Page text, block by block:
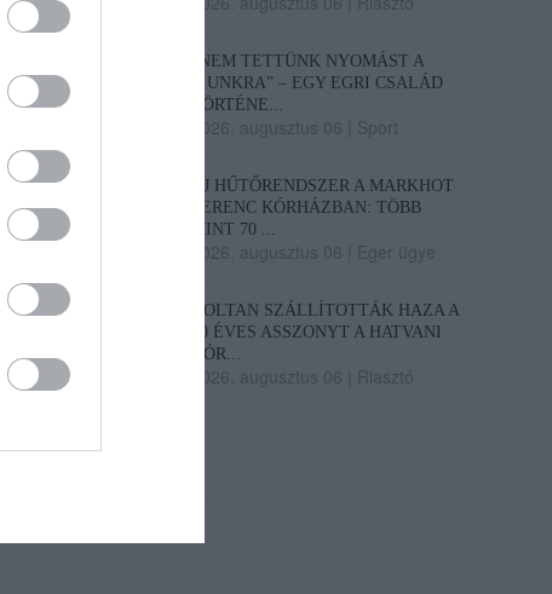
„NEM TETTÜNK NYOMÁST A
FIUNKRA” – EGY EGRI CSALÁD
TÖRTÉNE...
2026. augusztus 06 Sport
ÚJ HŰTŐRENDSZER A MARKHOT
FERENC KÓRHÁZBAN: TÖBB
MINT 70 ...
2026. augusztus 06 Eger ügye
HOLTAN SZÁLLÍTOTTÁK HAZA A
80 ÉVES ASSZONYT A HATVANI
KÓR...
2026. augusztus 06 Riasztó